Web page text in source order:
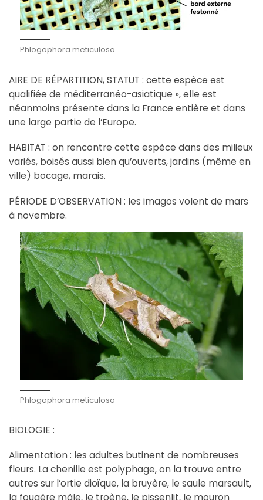
Phlogophora meticulosa
AIRE DE RÉPARTITION, STATUT : cette espèce est
qualifiée de méditerranéo-asiatique », elle est
néanmoins présente dans la France entière et dans
une large partie de l’Europe.
HABITAT : on rencontre cette espèce dans des milieux
variés, boisés aussi bien qu’ouverts, jardins (même en
ville) bocage, marais.
PÉRIODE D’OBSERVATION : les imagos volent de mars
à novembre.
Phlogophora meticulosa
BIOLOGIE :
Alimentation : les adultes butinent de nombreuses
fleurs. La chenille est polyphage, on la trouve entre
autres sur l’ortie dioïque, la bruyère, le saule marsault,